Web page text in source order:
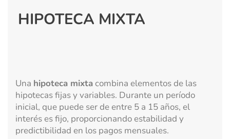
HIPOTECA MIXTA
Una hipoteca mixtacombina elementos de las
hipotecas fijas y variables. Durante un período
inicial, que puede ser de entre 5 a 15 años, el
interés es fijo, proporcionando estabilidad y
predictibilidad en los pagos mensuales.